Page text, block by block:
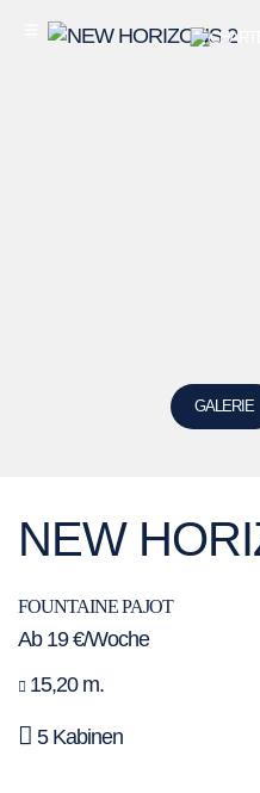
GALERIE
NEW
FOUNTAINE PAJOT
Ab 19 €/Woche
15,20 m.
5 Kabinen